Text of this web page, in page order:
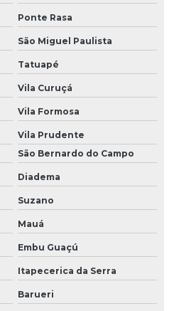
Ponte Rasa
São Miguel Paulista
Tatuapé
Vila Curuçá
Vila Formosa
Vila Prudente
São Bernardo do Campo
Diadema
Suzano
Mauá
Embu Guaçú
Itapecerica da Serra
Barueri